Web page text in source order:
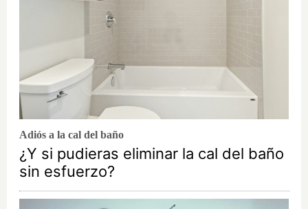
Adiós a la cal del baño
¿Y si pudieras eliminar la cal del baño
sin esfuerzo?